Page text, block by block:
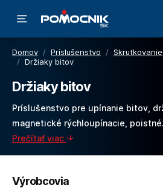
Domov / Príslušenstvo /
/ Držiaky bitov
Držiaky bitov
Príslušenstvo pre upínanie bitov,
magnetické rýchloupínacie, poistné.
Prečítať viac
Výrobcovia